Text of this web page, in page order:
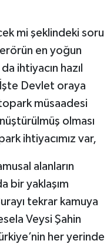
mi şeklindeki soru
en yoğun
ihtiyacın hazıl
Devlet oraya
müsaadesi
olması
ihtiyacımız var,
alanların
bir yaklaşım
tekrar kamuya
Veysi Şahin
her yerinde